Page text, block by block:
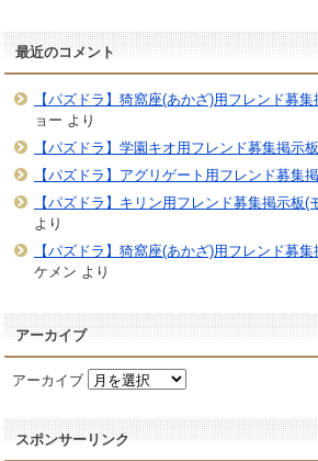
最近のコメント
【パズドラ】猗窩座(あかざ)用フレンド募
ョー より
【パズドラ】学園キオ用フレンド募集掲示板
【パズドラ】アグリゲート用フレンド募集
【パズドラ】キリン用フレンド募集掲示板(
より
【パズドラ】猗窩座(あかざ)用フレンド募
ケメン より
アーカイブ
アーカイブ
スポンサーリンク